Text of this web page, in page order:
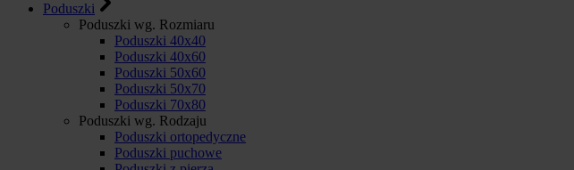
Poduszki
Poduszki wg. Rozmiaru
Poduszki 40x40
Poduszki 40x60
Poduszki 50x60
Poduszki 50x70
Poduszki 70x80
Poduszki wg. Rodzaju
Poduszki ortopedyczne
Poduszki puchowe